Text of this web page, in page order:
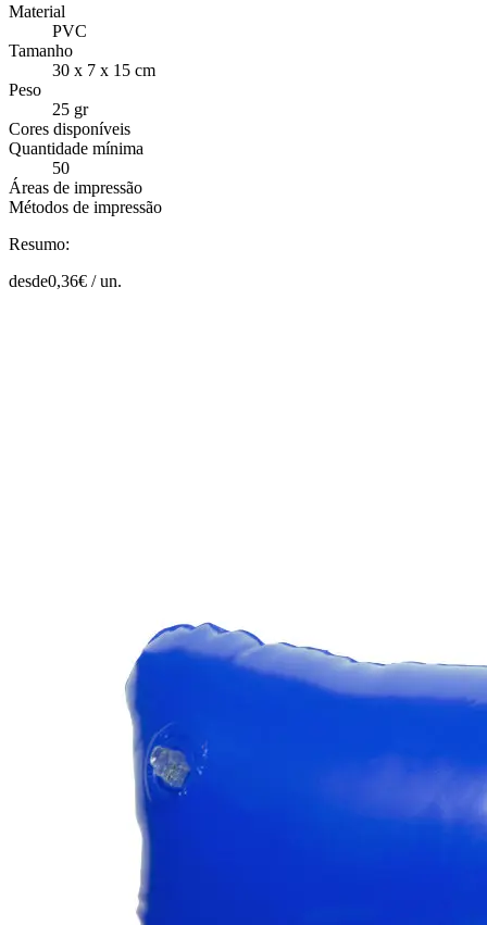
Material
PVC
Tamanho
30 x 7 x 15 cm
Peso
25 gr
Cores disponíveis
Quantidade mínima
50
Áreas de impressão
Métodos de impressão
Resumo:
desde0,36€ /un.